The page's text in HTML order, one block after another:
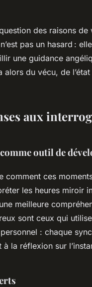
des raisons de
pas un hasard :
une guidance
du vécu, de
aux
outil de
comment ces
les heures miroir
meilleure
sont ceux qui
: chaque
la réflexion sur